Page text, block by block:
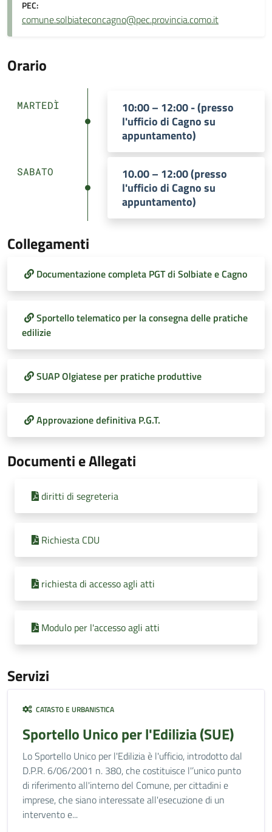
PEC:
comune.solbiateconcagno@pec.provincia.como.it
Orario
MARTEDÌ
10:00 – 12:00 - (presso
l'ufficio di Cagno su
appuntamento)
SABATO
10.00 – 12:00 (presso
l'ufficio di Cagno su
appuntamento)
Collegamenti
Documentazione completa PGT di Solbiate e Cagno
Sportello telematico per la consegna delle pratiche
edilizie
SUAP Olgiatese per pratiche produttive
Approvazione definitiva P.G.T.
Documenti e Allegati
diritti di segreteria
Richiesta CDU
richiesta di accesso agli atti
Modulo per l'accesso agli atti
Servizi
CATASTO E URBANISTICA
Sportello Unico per l'Edilizia (SUE)
Lo Sportello Unico per l'Edilizia è l'ufficio, introdotto dal
D.P.R. 6/06/2001 n. 380, che costituisce l'’unico punto
di riferimento all'interno del Comune, per cittadini e
imprese, che siano interessate all'esecuzione di un
intervento e...